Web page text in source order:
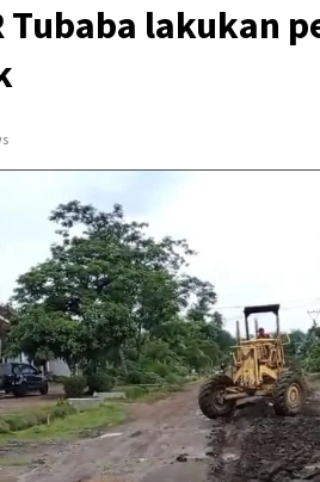
Tubaba lakukan